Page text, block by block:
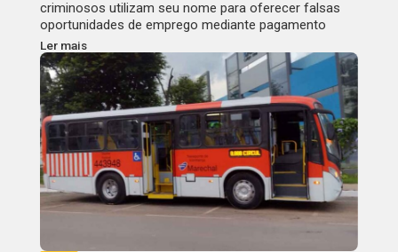
criminosos utilizam seu nome para oferecer falsas
oportunidades de emprego mediante pagamento
Ler mais